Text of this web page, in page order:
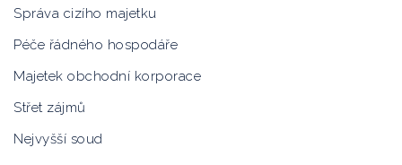
Správa cizího majetku
Péče řádného hospodáře
Majetek obchodní korporace
Střet zájmů
Nejvyšší soud